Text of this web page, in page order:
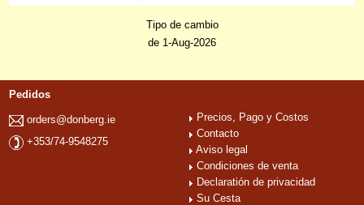
Tipo de cambio
de 1-Aug-2026
Pedidos
orders@donberg.ie
+353/74-9548275
Precios, Pago y Costos
Contacto
Aviso legal
Condiciones de venta
Declaratión de privacidad
Su Cesta